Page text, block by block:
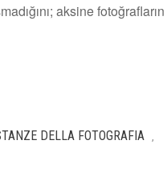
aksine
DELLA FOTOGRAFIA